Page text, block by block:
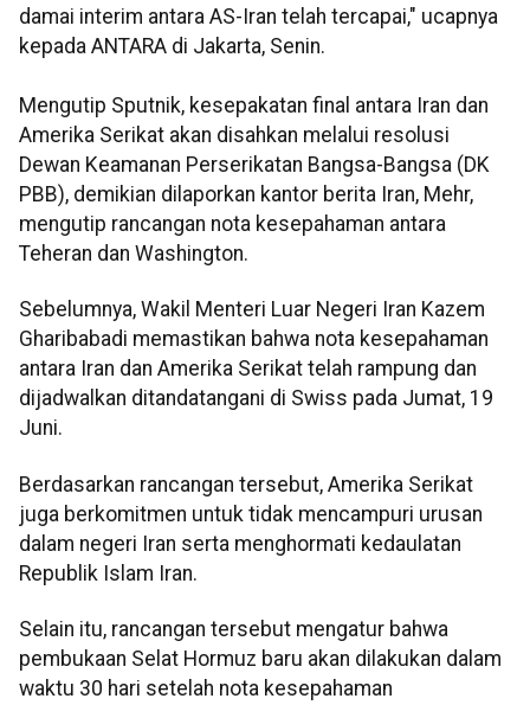
damai interim antara AS-Iran telah tercapai," ucapnya
kepada ANTARA di Jakarta, Senin.
Mengutip Sputnik, kesepakatan final antara Iran dan
Amerika Serikat akan disahkan melalui resolusi
Dewan Keamanan Perserikatan Bangsa-Bangsa (DK
PBB), demikian dilaporkan kantor berita Iran, Mehr,
mengutip rancangan nota kesepahaman antara
Teheran dan Washington.
Sebelumnya, Wakil Menteri Luar Negeri Iran Kazem
Gharibabadi memastikan bahwa nota kesepahaman
antara Iran dan Amerika Serikat telah rampung dan
dijadwalkan ditandatangani di Swiss pada Jumat, 19
Juni.
Berdasarkan rancangan tersebut, Amerika Serikat
juga berkomitmen untuk tidak mencampuri urusan
dalam negeri Iran serta menghormati kedaulatan
Republik Islam Iran.
Selain itu, rancangan tersebut mengatur bahwa
pembukaan Selat Hormuz baru akan dilakukan dalam
waktu 30 hari setelah nota kesepahaman